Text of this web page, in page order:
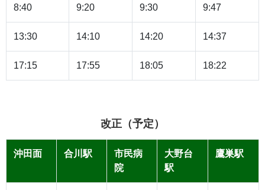
8:40 9:20 9:30 9:47
13:30 14:10 14:20 14:37
17:15 17:55 18:05 18:22
改正（予定）
沖田面 合川駅
市民病
院
大野台
駅
鷹巣駅